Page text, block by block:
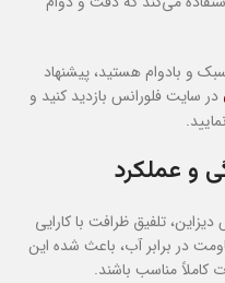
و بادوام هستید، پیشنهاد
در سایت فلورانس بازدید کنید و
و عملکرد
تلفیق ظرافت با کارایی
در برابر آب، باعث شده این
کاملاً مناسب باشند.